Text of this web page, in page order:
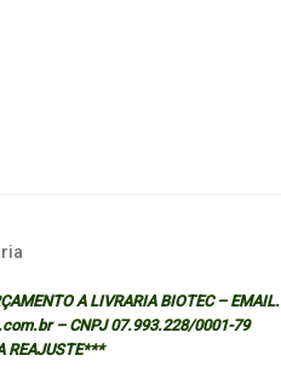
A LIVRARIA BIOTEC –
– CNPJ 07.993.228/0001-79
REAJUSTE***